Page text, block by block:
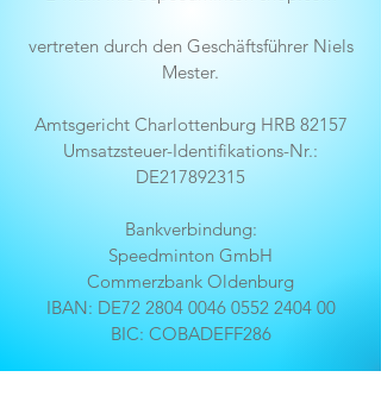
vertreten durch den Geschäftsführer Niels
Mester.
Amtsgericht Charlottenburg HRB 82157
Umsatzsteuer-Identifikations-Nr.:
DE217892315
Bankverbindung:
Speedminton GmbH
Commerzbank Oldenburg
IBAN: DE72 2804 0046 0552 2404 00
BIC: COBADEFF286